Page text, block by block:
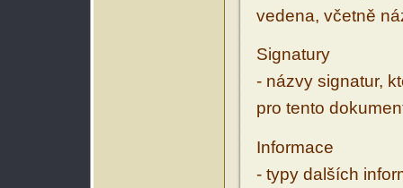
vedena, včetně
Signatury
- názvy signatur,
pro tento
Informace
- typy dalších